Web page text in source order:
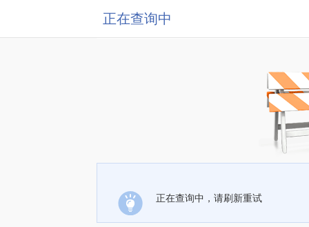
正在查询中
正在查询中，请刷新重试